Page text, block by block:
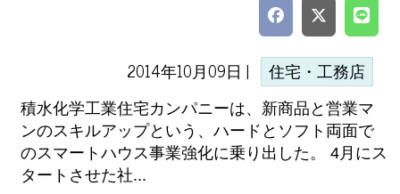
2014年10月09日 | 住宅・工務店
積水化学工業住宅カンパニーは、新商品と営業マ
ンのスキルアップという、ハードとソフト両面で
のスマートハウス事業強化に乗り出した。 4月にス
タートさせた社...